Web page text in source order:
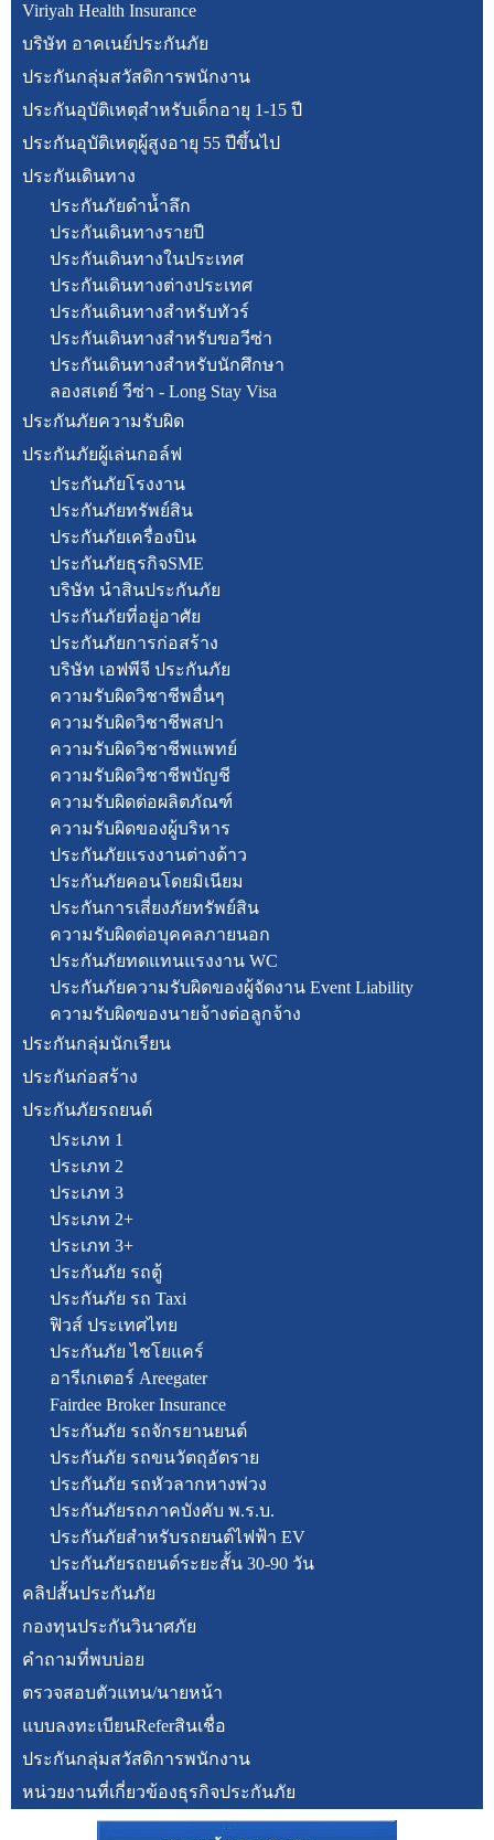
Viriyah Health Insurance
บริษัท อาคเนย์ประกันภัย
ประกันกลุ่มสวัสดิการพนักงาน
ประกันอุบัติเหตุสำหรับเด็กอายุ 1-15 ปี
ประกันอุบัติเหตุผู้สูงอายุ 55 ปีขึ้นไป
ประกันเดินทาง
ประกันภัยดำน้ำลึก
ประกันเดินทางรายปี
ประกันเดินทางในประเทศ
ประกันเดินทางต่างประเทศ
ประกันเดินทางสำหรับทัวร์
ประกันเดินทางสำหรับขอวีซ่า
ประกันเดินทางสำหรับนักศึกษา
ลองสเตย์ วีซ่า - Long Stay Visa
ประกันภัยความรับผิด
ประกันภัยผู้เล่นกอล์ฟ
ประกันภัยโรงงาน
ประกันภัยทรัพย์สิน
ประกันภัยเครื่องบิน
ประกันภัยธุรกิจSME
บริษัท นำสินประกันภัย
ประกันภัยที่อยู่อาศัย
ประกันภัยการก่อสร้าง
บริษัท เอฟพีจี ประกันภัย
ความรับผิดวิชาชีพอื่นๆ
ความรับผิดวิชาชีพสปา
ความรับผิดวิชาชีพแพทย์
ความรับผิดวิชาชีพบัญชี
ความรับผิดต่อผลิตภัณฑ์
ความรับผิดของผู้บริหาร
ประกันภัยแรงงานต่างด้าว
ประกันภัยคอนโดยมิเนียม
ประกันการเสี่ยงภัยทรัพย์สิน
ความรับผิดต่อบุคคลภายนอก
ประกันภัยทดแทนแรงงาน WC
ประกันภัยความรับผิดของผู้จัดงาน Event Liability
ความรับผิดของนายจ้างต่อลูกจ้าง
ประกันกลุ่มนักเรียน
ประกันก่อสร้าง
ประกันภัยรถยนต์
ประเภท 1
ประเภท 2
ประเภท 3
ประเภท 2+
ประเภท 3+
ประกันภัย รถตู้
ประกันภัย รถ Taxi
ฟิวส์ ประเทศไทย
ประกันภัย ไชโยแคร์
อารีเกเตอร์ Areegater
Fairdee Broker Insurance
ประกันภัย รถจักรยานยนต์
ประกันภัย รถขนวัตถุอัตราย
ประกันภัย รถหัวลากหางพ่วง
ประกันภัยรถภาคบังคับ พ.ร.บ.
ประกันภัยสำหรับรถยนต์ไฟฟ้า EV
ประกันภัยรถยนต์ระยะสั้น 30-90 วัน
คลิปสั้นประกันภัย
กองทุนประกันวินาศภัย
คำถามที่พบบ่อย
ตรวจสอบตัวแทน/นายหน้า
แบบลงทะเบียนReferสินเชื่อ
ประกันกลุ่มสวัสดิการพนักงาน
หน่วยงานที่เกี่ยวข้องธุรกิจประกันภัย